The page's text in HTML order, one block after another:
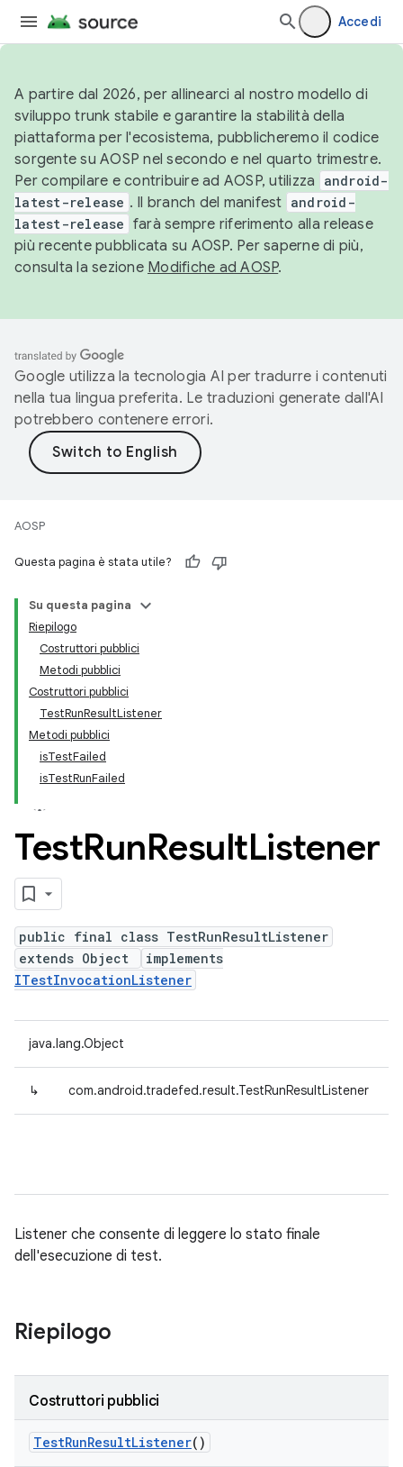
Accedi
A partire dal 2026, per allinearci al nostro modello di
sviluppo trunk stabile e garantire la stabilità della
piattaforma per l'ecosistema, pubblicheremo il codice
sorgente su AOSP nel secondo e nel quarto trimestre.
Per compilare e contribuire ad AOSP, utilizza
android-
latest-release . Il branch del manifest android-
latest-release farà sempre riferimento alla release
più recente pubblicata su AOSP. Per saperne di più,
consulta la sezione Modifiche ad AOSP.
Google utilizza la tecnologia AI per tradurre i contenuti
nella tua lingua preferita. Le traduzioni generate dall'AI
potrebbero contenere errori.
AOSP
Questa pagina è stata utile?
Su questa pagina
Riepilogo
Costruttori pubblici
Metodi pubblici
Costruttori pubblici
TestRunResultListener
Metodi pubblici
isTestFailed
isTestRunFailed
TestRunResultListener
public final class TestRunResultListener
extends Object
implements
ITestInvocationListener
java.lang.Object
↳ com.android.tradefed.result.TestRunResultListener
Listener che consente di leggere lo stato finale
dell'esecuzione di test.
Riepilogo
Costruttori pubblici
TestRunResultListener()